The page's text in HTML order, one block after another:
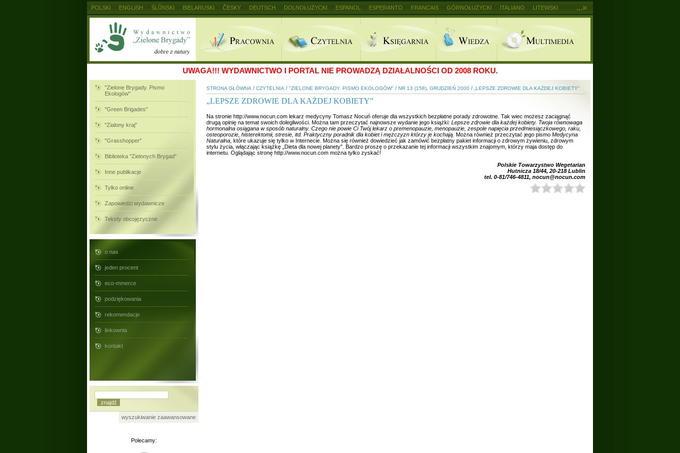
UWAGA!!! WYDAWNICTWO I PORTAL NIE PROWADZĄ DZIAŁALNOŚCI OD 2008 ROKU.
"Zielone Brygady. Pismo
Ekologów"
"Green Brigades"
"Zialony kraj"
"Grasshopper"
Biblioteka "Zielonych Brygad"
Inne publikacje
Tylko online
Zapowiedzi wydawnicze
Teksty obcojęzyczne
o nas
jeden procent
eco-mmerce
podziękowania
rekomendacje
linkownia
kontakt
wyszukiwanie zaawansowane
Polecamy:
STRONA GŁÓWNA / CZYTELNIA / "ZIELONE BRYGADY. PISMO EKOLOGÓW" / NR 13 (158), GRUDZIEŃ 2000 / „LEPSZE ZDROWIE DLA KAŻDEJ KOBIETY”
„LEPSZE ZDROWIE DLA KAŻDEJ KOBIETY”
Na stronie http://www.nocun.com lekarz medycyny Tomasz Nocuń oferuje dla wszystkich bezpłatne porady zdrowotne. Tak wiec możesz zaciągnąć
drugą opinię na temat swoich dolegliwości. Można tam przeczytać najnowsze wydanie jego książki: Lepsze zdrowie dla każdej kobiety. Twoja równowaga
hormonalna osiągana w sposób naturalny. Czego nie powie Ci Twój lekarz o premenopauzie, menopauzie, zespole napięcia przedmiesiączkowego, raku,
osteoporozie, histerektomii, stresie, itd. Praktyczny poradnik dla kobiet i mężczyzn którzy je kochają. Można również przeczytać jego pismo Medycyna
Naturalna, które ukazuje się tylko w Internecie. Można się również dowiedzieć jak zamówić bezpłatny pakiet informacji o zdrowym żywieniu, zdrowym
stylu życia, włączając książkę „Dieta dla nowej planety”. Bardzo proszę o przekazanie tej informacji wszystkim znajomym, którzy maja dostęp do
internetu. Oglądając stronę http://www.nocun.com można tylko zyskać!
Polskie Towarzystwo Wegetarian
Hutnicza 18/44, 20-218 Lublin
tel. 0-81/746-4811, nocun@nocun.com
...»
POLSKI ENGLISH ŚLŮNSKI BIELARUSKI ČESKY DEUTSCH DOLNOŁUŻYCKI ESPANOL ESPERANTO FRANCAIS GÓRNOŁUŻYCKI ITALIANO LITEWSKI